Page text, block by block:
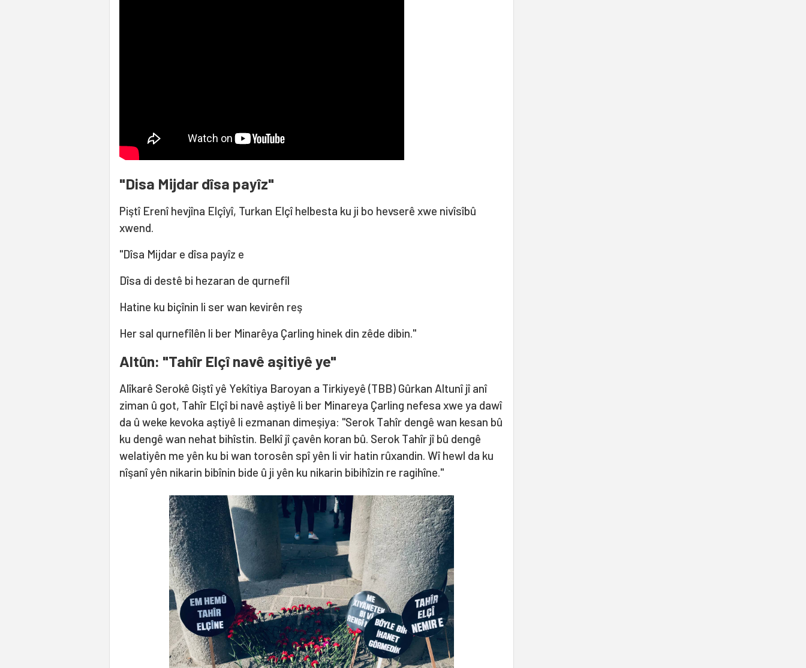
"Disa Mijdar dîsa payîz"
Piştî Erenî hevjîna Elçîyî, Turkan Elçî helbesta ku ji bo hevserê xwe nivîsîbû
xwend.
"Dîsa Mijdar e dîsa payîz e
Dîsa di destê bi hezaran de qurnefîl
Hatine ku biçînin li ser wan kevirên reş
Her sal qurnefîlên li ber Minarêya Çarling hinek din zêde dibin."
Altûn: "Tahîr Elçî navê aşitiyê ye"
Alîkarê Serokê Giştî yê Yekîtiya Baroyan a Tirkiyeyê (TBB) Gûrkan Altunî jî anî
ziman û got, Tahîr Elçî bi navê aştiyê li ber Minareya Çarling nefesa xwe ya dawî
da û weke kevoka aştiyê li ezmanan dimeşiya: "Serok Tahîr dengê wan kesan bû
ku dengê wan nehat bihîstin. Belkî jî çavên koran bû. Serok Tahîr jî bû dengê
welatiyên me yên ku bi wan torosên spî yên li vir hatin rûxandin. Wî hewl da ku
nîşanî yên nikarin bibînin bide û ji yên ku nikarin bibihîzin re ragihîne."